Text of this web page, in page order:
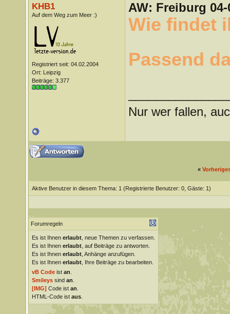
KHB1
Auf dem Weg zum Meer :)
Registriert seit: 04.02.2004
Ort: Leipzig
Beiträge: 3.377
AW: Freiburg
Wie findet
Passend
Nur wer fallen,
«
Aktive Benutzer in diesem Thema: 1 (Registrierte Benutzer: 0, Gäste: 1)
Forumregeln
Es ist Ihnen erlaubt, neue Themen zu verfassen.
Es ist Ihnen erlaubt, auf Beiträge zu antworten.
Es ist Ihnen erlaubt, Anhänge anzufügen.
Es ist Ihnen erlaubt, Ihre Beiträge zu bearbeiten.
vB Codeist an
Smileyssind an
[IMG] Code ist an
HTML-Code ist aus.